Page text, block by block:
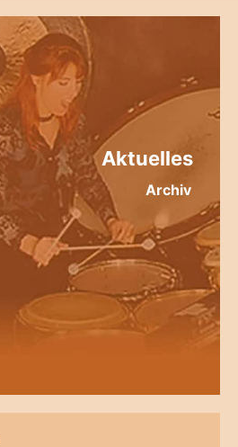
Aktuelles
Archiv